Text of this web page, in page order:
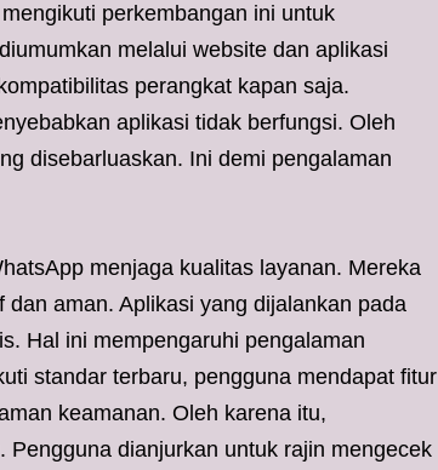
perkembangan ini untuk
melalui website dan aplikasi
perangkat kapan saja.
aplikasi tidak berfungsi. Oleh
disebarluaskan. Ini demi pengalaman
menjaga kualitas layanan. Mereka
aman. Aplikasi yang dijalankan pada
Hal ini mempengaruhi pengalaman
standar terbaru, pengguna mendapat fitur
keamanan. Oleh karena itu,
dianjurkan untuk rajin mengecek